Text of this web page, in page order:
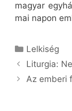
magyar
mai napon
Kategória
Lelkiség
Liturgia:
Az emberi